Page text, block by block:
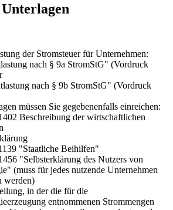
der Stromsteuer für Unternehmen:
nach § 9a StromStG" (Vordruck
nach § 9b StromStG" (Vordruck
müssen Sie gegebenenfalls einreichen:
Beschreibung der wirtschaftlichen
"Staatliche Beihilfen"
"Selbsterklärung des Nutzers von
(muss für jedes nutzende Unternehmen
werden)
in der die für die
entnommenen Strommengen